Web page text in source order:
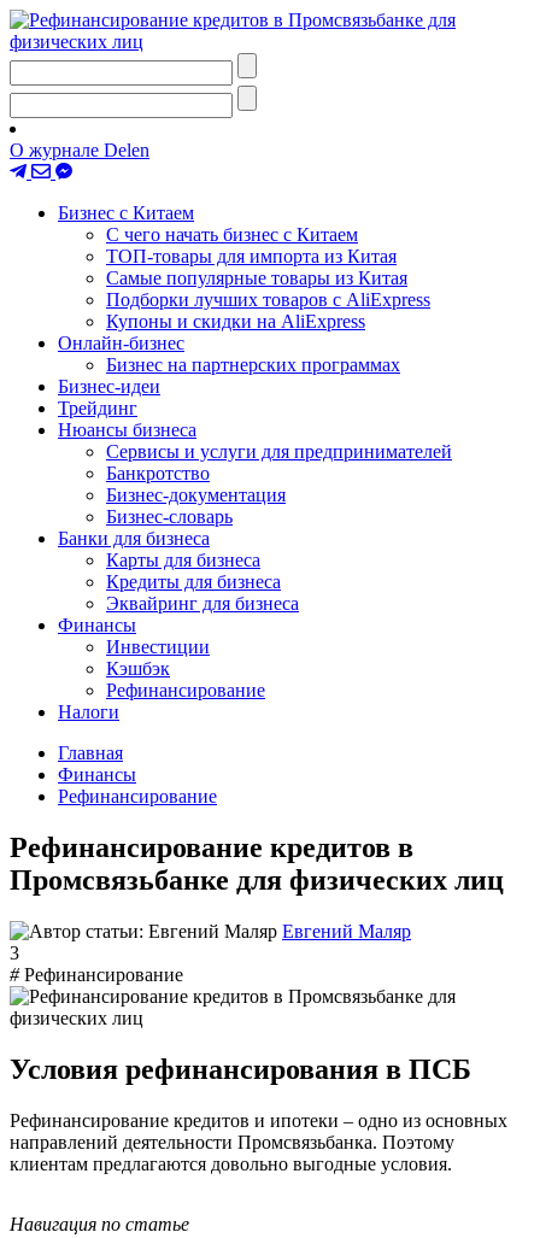
О журнале Delen
Бизнес с Китаем
С чего начать бизнес с Китаем
ТОП-товары для импорта из Китая
Самые популярные товары из Китая
Подборки лучших товаров с AliExpress
Купоны и скидки на AliExpress
Онлайн-бизнес
Бизнес на партнерских программах
Бизнес-идеи
Трейдинг
Нюансы бизнеса
Сервисы и услуги для предпринимателей
Банкротство
Бизнес-документация
Бизнес-словарь
Банки для бизнеса
Карты для бизнеса
Кредиты для бизнеса
Эквайринг для бизнеса
Финансы
Инвестиции
Кэшбэк
Рефинансирование
Налоги
Главная
Финансы
Рефинансирование
Рефинансирование кредитов в
Промсвязьбанке для физических лиц
Евгений Маляр
3
# Рефинансирование
Условия рефинансирования в ПСБ
Рефинансирование кредитов и ипотеки – одно из основных
направлений деятельности Промсвязьбанка. Поэтому
клиентам предлагаются довольно выгодные условия.
Навигация по статье